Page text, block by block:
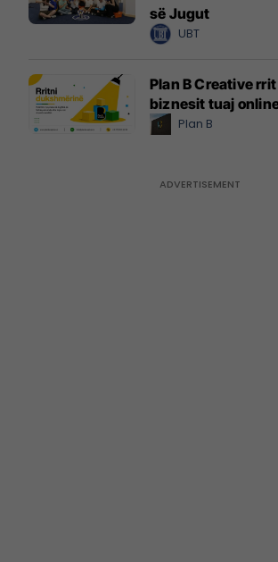
së Jugut
UBT
Plan B Creative
biznesit tuaj
Plan B